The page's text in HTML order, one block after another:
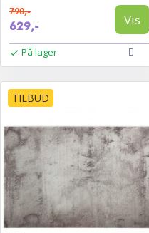
790,-
629,- Vis
På lager
TILBUD